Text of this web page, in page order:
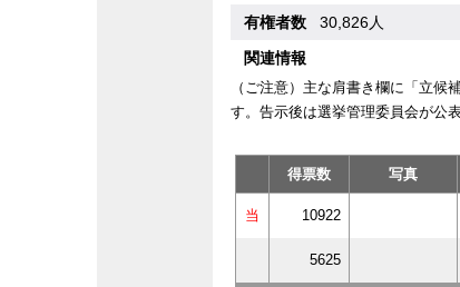
有権者数
30,826人
関連情報
（ご注意）主な肩書き欄に「立
す。告示後は選挙管理委員会が公
得票数
写真
当 10922
5625